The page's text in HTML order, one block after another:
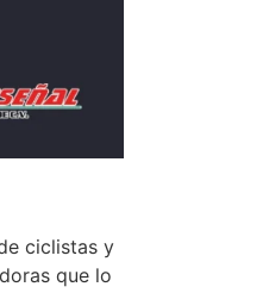
ciclistas y
que lo